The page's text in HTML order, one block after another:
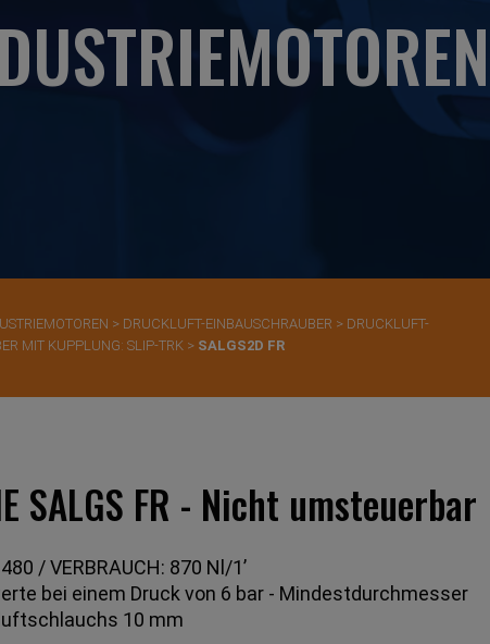
> DRUCKLUFT-EINBAUSCHRAUBER > DRUCKLUFT-
MIT KUPPLUNG: SLIP-TRK > SALGS2D FR
SALGS FR - Nicht umsteuerbar
/ VERBRAUCH: 870 Nl/1’
bei einem Druck von 6 bar - Mindestdurchmesser
10 mm